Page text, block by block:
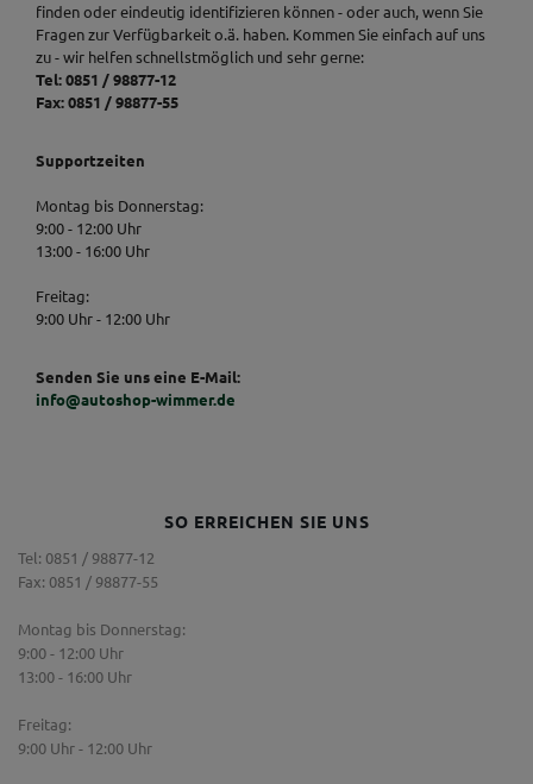
finden oder eindeutig identifizieren können - oder auch, wenn Sie
Fragen zur Verfügbarkeit o.ä. haben. Kommen Sie einfach auf uns
zu - wir helfen schnellstmöglich und sehr gerne:
Tel: 0851 / 98877-12
Fax: 0851 / 98877-55
Supportzeiten
Montag bis Donnerstag:
9:00 - 12:00 Uhr
13:00 - 16:00 Uhr
Freitag:
9:00 Uhr - 12:00 Uhr
Senden Sie uns eine E-Mail:
info@autoshop-wimmer.de
SO ERREICHEN SIE UNS
Tel: 0851 / 98877-12
Fax: 0851 / 98877-55
Montag bis Donnerstag:
9:00 - 12:00 Uhr
13:00 - 16:00 Uhr
Freitag:
9:00 Uhr - 12:00 Uhr